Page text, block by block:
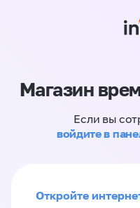
Магазин
Если вы
войдите в
Откройте